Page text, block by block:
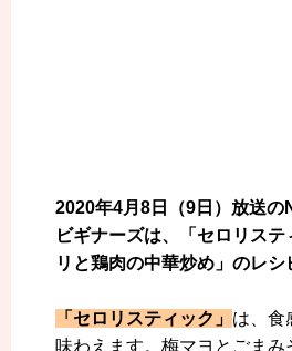
2020年4月8日（9日）放送の
ビギナーズは、「セロリステ
リと鶏肉の中華炒め」のレシ
「セロリスティック」 は、食
味わえます。梅マヨとごまみ